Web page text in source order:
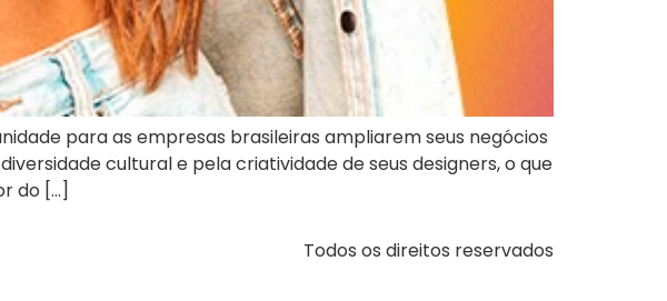
para as empresas brasileiras ampliarem seus negócios
cultural e pela criatividade de seus designers, o que
do […]
Todos os direitos reservados